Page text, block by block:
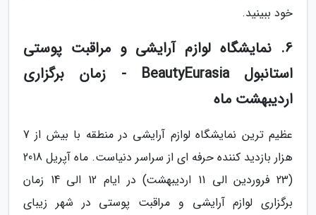
خود ببینید.
6. نمایشگاه لوازم آرایشی و مراقبت پوستی
استانبول BeautyEurasia - زمان برگزاری
اردیبهشت ماه
عظیم ترین نمایشگاه لوازم آرایشی در منطقه با بیش از 7
هزار بازدید کننده حرفه ای از سراسر دنیاست. ماه آپریل 2018
(23 فروردین الی 11 اردیبهشت) در ایام 12 الی 14 زمان
برگزاری لوازم آرایشی و مراقبت پوستی در شهر زیبای